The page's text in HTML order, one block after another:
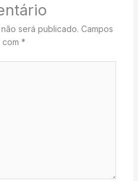
será publicado. Campos
*